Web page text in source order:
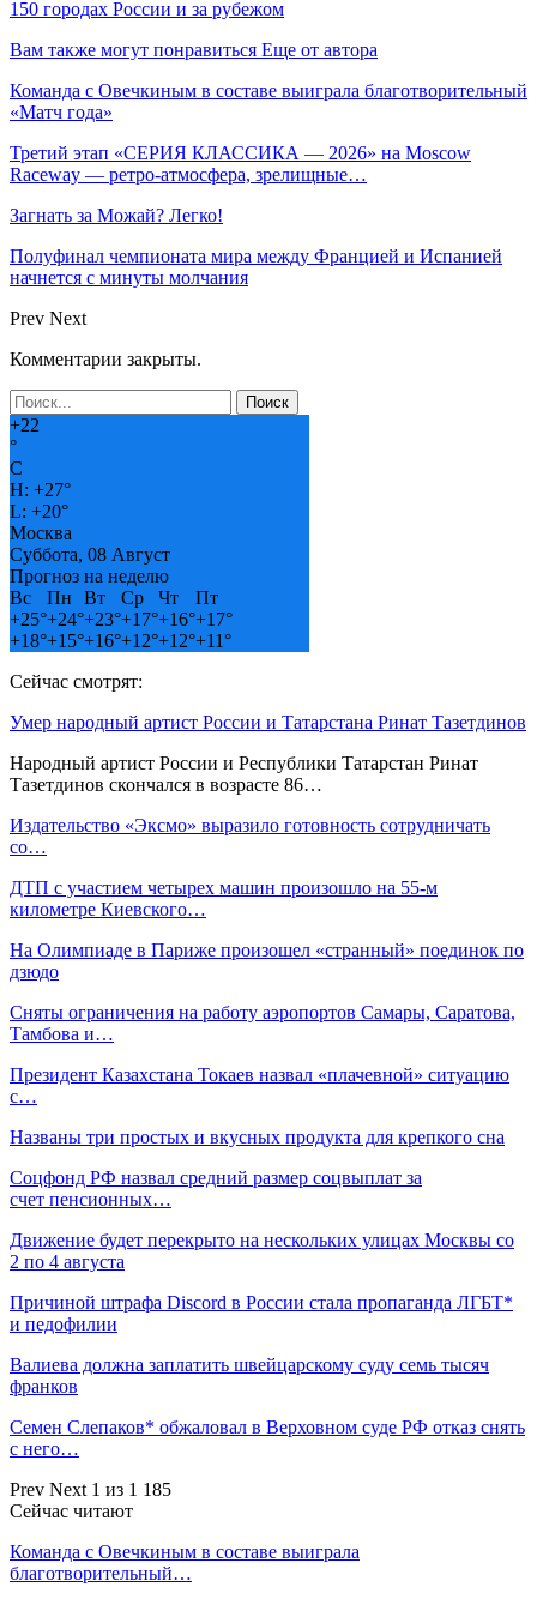
150 городах России и за рубежом
Вам также могут понравиться Еще от автора
Команда с Овечкиным в составе выиграла благотворительный
«Матч года»
Третий этап «СЕРИЯ КЛАССИКА — 2026» на Moscow
Raceway — ретро‑атмосфера, зрелищные…
Загнать за Можай? Легко!
Полуфинал чемпионата мира между Францией и Испанией
начнется с минуты молчания
Prev Next
Комментарии закрыты.
+22
°
C
H: +27°
L: +20°
Москва
Суббота, 08 Август
Прогноз на неделю
Вс
Пн Вт Ср Чт
Пт
+25°+24°+23°+17°+16°+17°
+18°+15°+16°+12°+12°+11°
Сейчас смотрят:
Умер народный артист России и Татарстана Ринат Тазетдинов
Народный артист России и Республики Татарстан Ринат
Тазетдинов скончался в возрасте 86…
Издательство «Эксмо» выразило готовность сотрудничать
со…
ДТП с участием четырех машин произошло на 55-м
километре Киевского…
На Олимпиаде в Париже произошел «странный» поединок по
дзюдо
Сняты ограничения на работу аэропортов Самары, Саратова,
Тамбова и…
Президент Казахстана Токаев назвал «плачевной» ситуацию
с…
Названы три простых и вкусных продукта для крепкого сна
Соцфонд РФ назвал средний размер соцвыплат за
счет пенсионных…
Движение будет перекрыто на нескольких улицах Москвы со
2 по 4 августа
Причиной штрафа Discord в России стала пропаганда ЛГБТ*
и педофилии
Валиева должна заплатить швейцарскому суду семь тысяч
франков
Семен Слепаков* обжаловал в Верховном суде РФ отказ снять
с него…
Prev Next 1 из 1 185
Сейчас читают
Команда с Овечкиным в составе выиграла
благотворительный…